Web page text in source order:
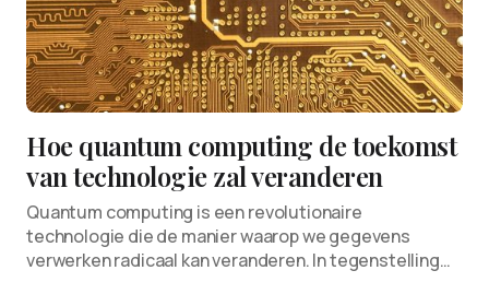
Hoe quantum computing de toekomst
van technologie zal veranderen
Quantum computing is een revolutionaire
technologie die de manier waarop we gegevens
verwerken radicaal kan veranderen. In tegenstelling…